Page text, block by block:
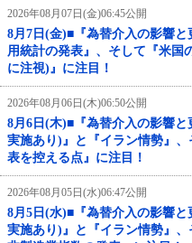
2026年08月07日(金)06:45公開
8月7日(金)■『為替介入の影響
用統計の発表』、そして『米国
に注視)』に注目！
2026年08月06日(木)06:50公開
8月6日(木)■『為替介入の影響
実施あり)』と『イラン情勢』
表を控える点』に注目！
2026年08月05日(水)06:47公開
8月5日(水)■『為替介入の影響
実施あり)』と『イラン情勢』